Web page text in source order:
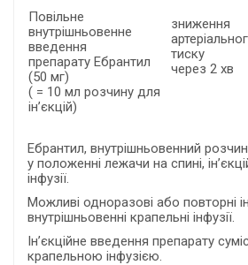
Повільне
внутрішньовенне
введення
препарату Ебрантил
(50 мг)
( = 10 мл розчину для
ін’єкцій)
зниження
тиску
через 2 хв
Ебрантил, внутрішньовенний
у положенні лежачи на спині,
інфузії.
Можливі одноразові або повторні
внутрішньовенні крапельні інфузії.
Ін’єкційне введення препарату
крапельною інфузією.